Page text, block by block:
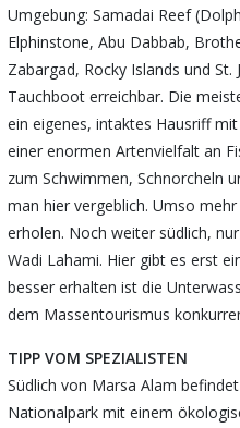
Umgebung: Samadai Reef
Elphinstone, Abu Dabbab,
Zabargad, Rocky Islands und St.
Tauchboot erreichbar. Die
ein eigenes, intaktes Hausriff
einer enormen Artenvielfalt an
zum Schwimmen, Schnorcheln
man hier vergeblich. Umso
erholen. Noch weiter südlich,
Wadi Lahami. Hier gibt es erst
besser erhalten ist die
dem Massentourismus
TIPP VOM SPEZIALISTEN
Südlich von Marsa Alam
Nationalpark mit einem